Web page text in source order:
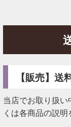
【販売】送
当店でお取り扱
くは各商品の説明